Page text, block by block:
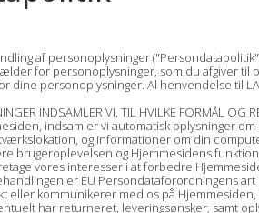
af personoplysninger
for personoplysninger, som du afgiver til
dine personoplysninger. Al henvendelse til
INDSAMLER VI, TIL HVILKE FORMÅL OG
indsamler vi automatisk oplysninger
og informationer om din
brugeroplevelsen og Hjemmesidens
vores interesser i at forbedre
er EU Persondataforordningens art
eller kommunikerer med os på
har returneret, leveringsønsker, samt